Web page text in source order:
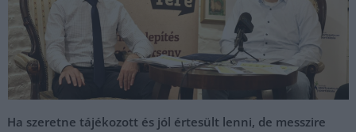
Ha szeretne tájékozott és jól értesült lenni, de messzire